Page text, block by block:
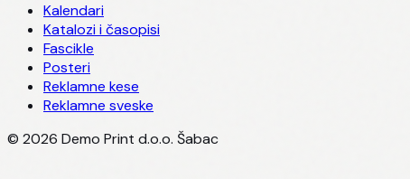
Kalendari
Katalozi i časopisi
Fascikle
Posteri
Reklamne kese
Reklamne sveske
© 2026 Demo Print d.o.o. Šabac